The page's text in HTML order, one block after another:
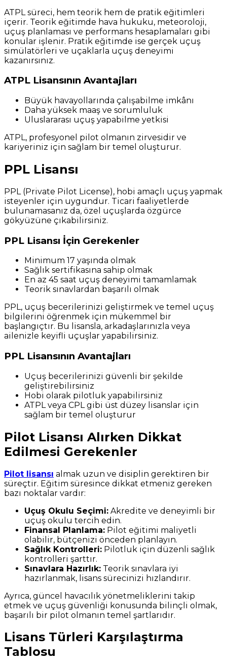
ATPL süreci, hem teorik hem de pratik eğitimleri
içerir. Teorik eğitimde hava hukuku, meteoroloji,
uçuş planlaması ve performans hesaplamaları gibi
konular işlenir. Pratik eğitimde ise gerçek uçuş
simülatörleri ve uçaklarla uçuş deneyimi
kazanırsınız.
ATPL Lisansının Avantajları
Büyük havayollarında çalışabilme imkânı
Daha yüksek maaş ve sorumluluk
Uluslararası uçuş yapabilme yetkisi
ATPL, profesyonel pilot olmanın zirvesidir ve
kariyeriniz için sağlam bir temel oluşturur.
PPL Lisansı
PPL (Private Pilot License), hobi amaçlı uçuş yapmak
isteyenler için uygundur. Ticari faaliyetlerde
bulunamasanız da, özel uçuşlarda özgürce
gökyüzüne çıkabilirsiniz.
PPL Lisansı İçin Gerekenler
Minimum 17 yaşında olmak
Sağlık sertifikasına sahip olmak
En az 45 saat uçuş deneyimi tamamlamak
Teorik sınavlardan başarılı olmak
PPL, uçuş becerilerinizi geliştirmek ve temel uçuş
bilgilerini öğrenmek için mükemmel bir
başlangıçtır. Bu lisansla, arkadaşlarınızla veya
ailenizle keyifli uçuşlar yapabilirsiniz.
PPL Lisansının Avantajları
Uçuş becerilerinizi güvenli bir şekilde
geliştirebilirsiniz
Hobi olarak pilotluk yapabilirsiniz
ATPL veya CPL gibi üst düzey lisanslar için
sağlam bir temel oluşturur
Pilot Lisansı Alırken Dikkat
Edilmesi Gerekenler
Pilot lisansı almak uzun ve disiplin gerektiren bir
süreçtir. Eğitim süresince dikkat etmeniz gereken
bazı noktalar vardır:
Uçuş Okulu Seçimi: Akredite ve deneyimli bir
uçuş okulu tercih edin.
Finansal Planlama: Pilot eğitimi maliyetli
olabilir, bütçenizi önceden planlayın.
Sağlık Kontrolleri: Pilotluk için düzenli sağlık
kontrolleri şarttır.
Sınavlara Hazırlık: Teorik sınavlara iyi
hazırlanmak, lisans sürecinizi hızlandırır.
Ayrıca, güncel havacılık yönetmeliklerini takip
etmek ve uçuş güvenliği konusunda bilinçli olmak,
başarılı bir pilot olmanın temel şartlarıdır.
Lisans Türleri Karşılaştırma
Tablosu